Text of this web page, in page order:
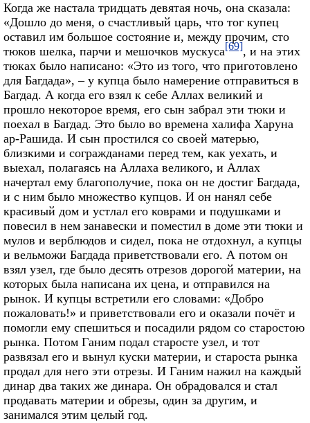
Когда же настала тридцать девятая ночь, она сказала:
«Дошло до меня, о счастливый царь, что тог купец
оставил им большое состояние и, между прочим, сто
тюков шелка, парчи и мешочков мускуса[69], и на этих
тюках было написано: «Это из того, что приготовлено
для Багдада», – у купца было намерение отправиться в
Багдад. А когда его взял к себе Аллах великий и
прошло некоторое время, его сын забрал эти тюки и
поехал в Багдад. Это было во времена халифа Харуна
ар-Рашида. И сын простился со своей матерью,
близкими и согражданами перед тем, как уехать, и
выехал, полагаясь на Аллаха великого, и Аллах
начертал ему благополучие, пока он не достиг Багдада,
и с ним было множество купцов. И он нанял себе
красивый дом и устлал его коврами и подушками и
повесил в нем занавески и поместил в доме эти тюки и
мулов и верблюдов и сидел, пока не отдохнул, а купцы
и вельможи Багдада приветствовали его. А потом он
взял узел, где было десять отрезов дорогой материи, на
которых была написана их цена, и отправился на
рынок. И купцы встретили его словами: «Добро
пожаловать!» и приветствовали его и оказали почёт и
помогли ему спешиться и посадили рядом со старостою
рынка. Потом Ганим подал старосте узел, и тот
развязал его и вынул куски материи, и староста рынка
продал для него эти отрезы. И Ганим нажил на каждый
динар два таких же динара. Он обрадовался и стал
продавать материи и обрезы, один за другим, и
занимался этим целый год.